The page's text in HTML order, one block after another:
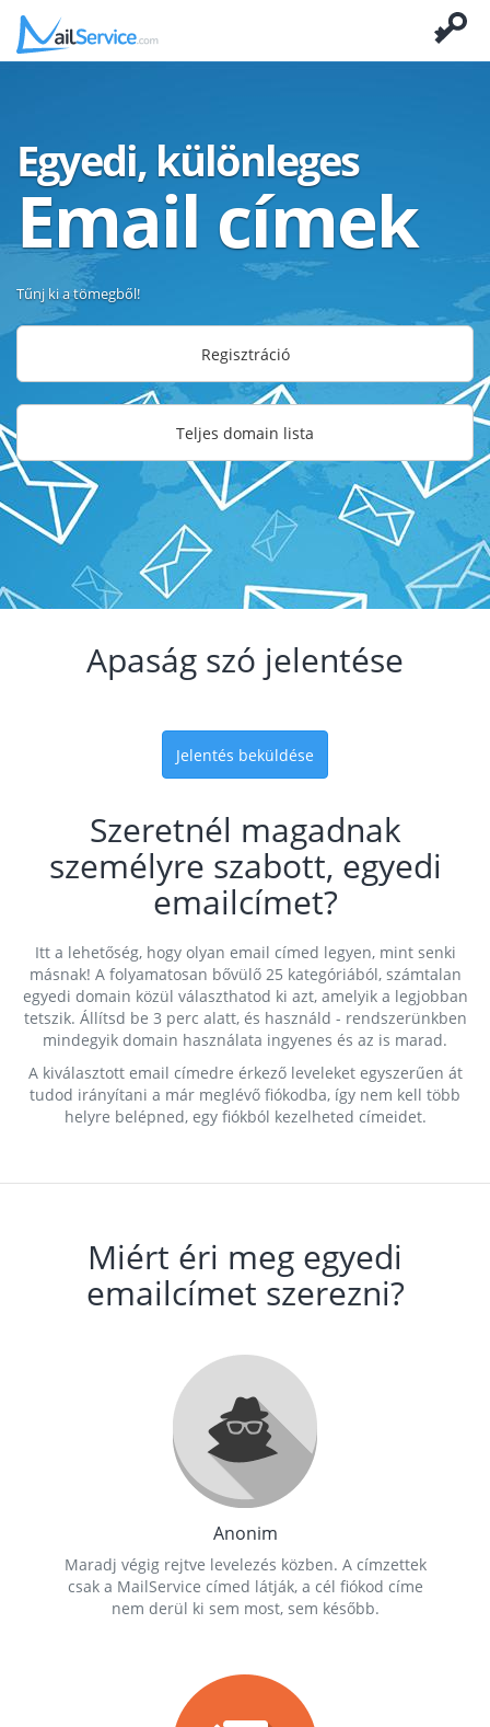
Egyedi, különleges
Email címek
Tűnj ki a tömegből!
Regisztráció
Teljes domain lista
Apaság szó jelentése
Jelentés beküldése
Szeretnél magadnak
személyre szabott, egyedi
emailcímet?
Itt a lehetőség, hogy olyan email címed legyen, mint senki
másnak! A folyamatosan bővülő 25 kategóriából, számtalan
egyedi domain közül választhatod ki azt, amelyik a legjobban
tetszik. Állítsd be 3 perc alatt, és használd - rendszerünkben
mindegyik domain használata ingyenes és az is marad.
A kiválasztott email címedre érkező leveleket egyszerűen át
tudod irányítani a már meglévő fiókodba, így nem kell több
helyre belépned, egy fiókból kezelheted címeidet.
Miért éri meg egyedi
emailcímet szerezni?
Anonim
Maradj végig rejtve levelezés közben. A címzettek
csak a MailService címed látják, a cél fiókod címe
nem derül ki sem most, sem később.